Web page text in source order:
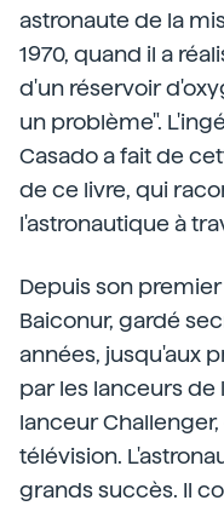
astronaute de la
1970, quand il a
d'un réservoir
un problème".
Casado a fait de
de ce livre, qui
l'astronautique à
Depuis son
Baiconur, gardé
années, jusqu'aux
par les lanceurs de
lanceur
télévision.
grands succès. Il